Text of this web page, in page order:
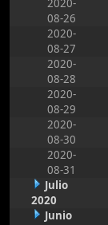
2020-
08-26
2020-
08-27
2020-
08-28
2020-
08-29
2020-
08-30
2020-
08-31
Julio
2020
Junio